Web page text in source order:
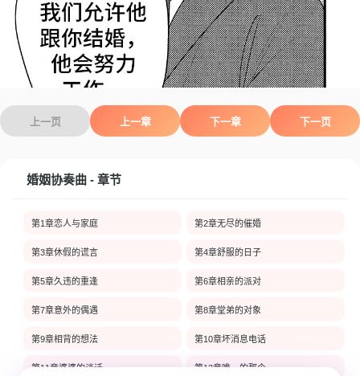
上一页 上一章 下一章 下一页
婚姻协奏曲 - 章节
第1章恋人与家庭 第2章无尽的催婚
第3章休假的谎言 第4章舒服的日子
第5章久违的重逢 第6章相亲的派对
第7章意外的偶遇 第8章堂弟的对象
第9章相背的想法 第10章坏消息电话
第11章婆婆的谈话 第12章唯一的那个